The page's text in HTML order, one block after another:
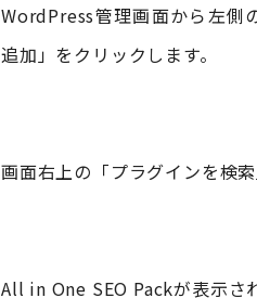
WordPress管理画面から左側
追加」をクリックします。
画面右上の「プラグインを検
All in One SEO Packが表示さ